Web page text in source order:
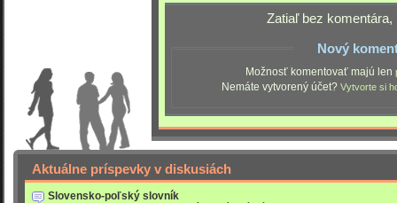
Zatiaľ bez komentára,
Nový
Možnosť komentovať majú len
Nemáte vytvorený účet? Vytvorte si
Aktuálne príspevky v diskusiách
Slovensko-poľský slovník